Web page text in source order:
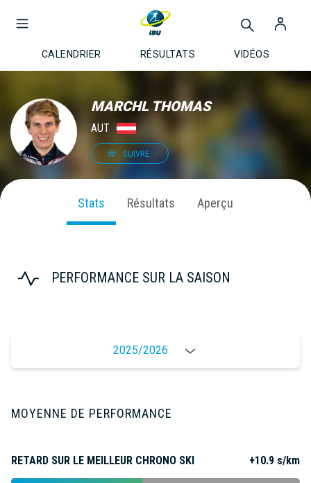
CALENDRIER RÉSULTATS VIDÉOS
MARCHL THOMAS
AUT
SUIVRE
Stats Résultats Aperçu
PERFORMANCE SUR LA SAISON
2025/2026
MOYENNE DE PERFORMANCE
RETARD SUR LE MEILLEUR CHRONO SKI +10.9 s/km